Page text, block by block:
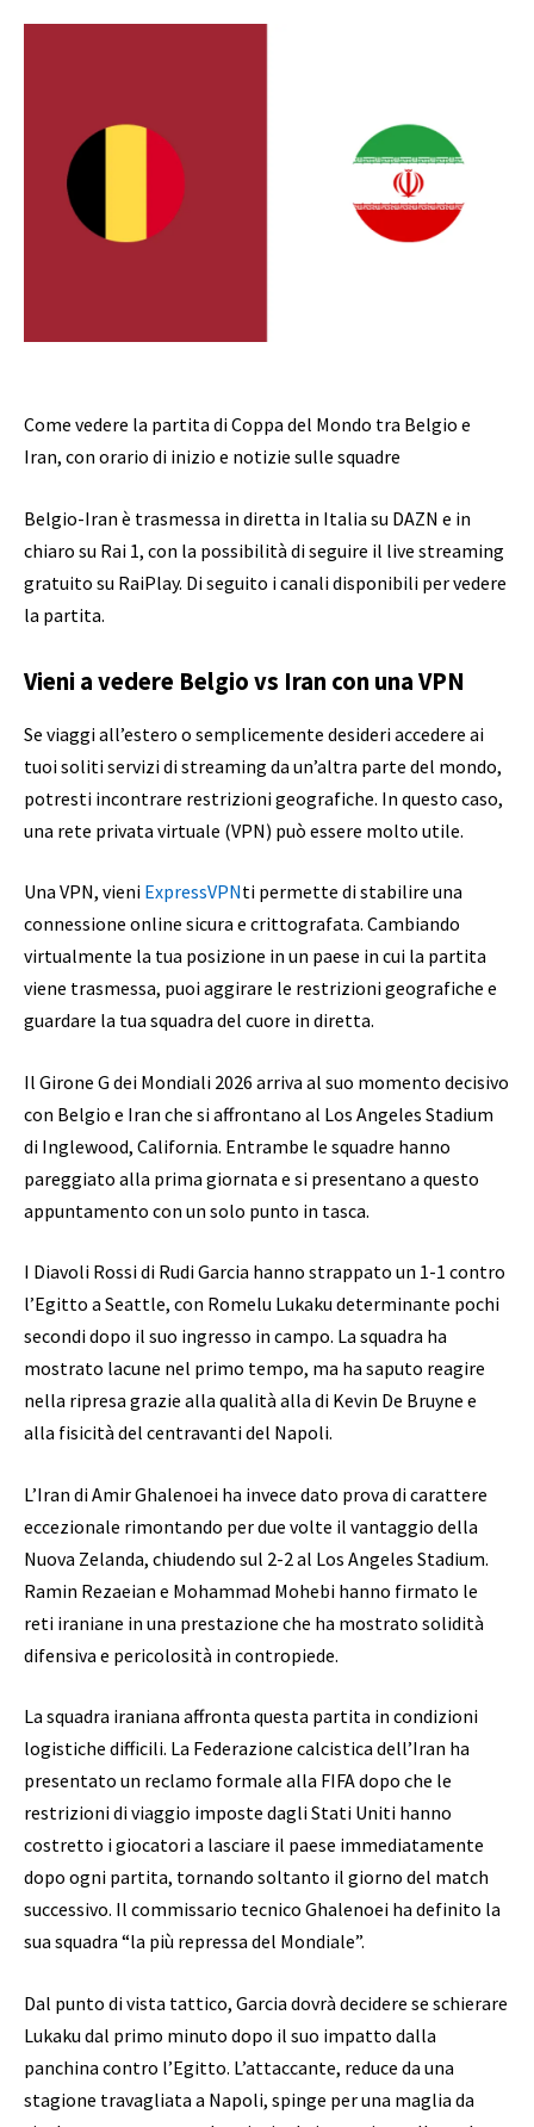
Come vedere la partita di Coppa del Mondo tra Belgio e
Iran, con orario di inizio e notizie sulle squadre
Belgio-Iran è trasmessa in diretta in Italia su DAZN e in
chiaro su Rai 1, con la possibilità di seguire il live streaming
gratuito su RaiPlay. Di seguito i canali disponibili per vedere
la partita.
Vieni a vedere Belgio vs Iran con una VPN
Se viaggi all’estero o semplicemente desideri accedere ai
tuoi soliti servizi di streaming da un’altra parte del mondo,
potresti incontrare restrizioni geografiche. In questo caso,
una rete privata virtuale (VPN) può essere molto utile.
Una VPN, vieni ExpressVPNti permette di stabilire una
connessione online sicura e crittografata. Cambiando
virtualmente la tua posizione in un paese in cui la partita
viene trasmessa, puoi aggirare le restrizioni geografiche e
guardare la tua squadra del cuore in diretta.
Il Girone G dei Mondiali 2026 arriva al suo momento decisivo
con Belgio e Iran che si affrontano al Los Angeles Stadium
di Inglewood, California. Entrambe le squadre hanno
pareggiato alla prima giornata e si presentano a questo
appuntamento con un solo punto in tasca.
I Diavoli Rossi di Rudi Garcia hanno strappato un 1-1 contro
l’Egitto a Seattle, con Romelu Lukaku determinante pochi
secondi dopo il suo ingresso in campo. La squadra ha
mostrato lacune nel primo tempo, ma ha saputo reagire
nella ripresa grazie alla qualità alla di Kevin De Bruyne e
alla fisicità del centravanti del Napoli.
L’Iran di Amir Ghalenoei ha invece dato prova di carattere
eccezionale rimontando per due volte il vantaggio della
Nuova Zelanda, chiudendo sul 2-2 al Los Angeles Stadium.
Ramin Rezaeian e Mohammad Mohebi hanno firmato le
reti iraniane in una prestazione che ha mostrato solidità
difensiva e pericolosità in contropiede.
La squadra iraniana affronta questa partita in condizioni
logistiche difficili. La Federazione calcistica dell’Iran ha
presentato un reclamo formale alla FIFA dopo che le
restrizioni di viaggio imposte dagli Stati Uniti hanno
costretto i giocatori a lasciare il paese immediatamente
dopo ogni partita, tornando soltanto il giorno del match
successivo. Il commissario tecnico Ghalenoei ha definito la
sua squadra “la più repressa del Mondiale”.
Dal punto di vista tattico, Garcia dovrà decidere se schierare
Lukaku dal primo minuto dopo il suo impatto dalla
panchina contro l’Egitto. L’attaccante, reduce da una
stagione travagliata a Napoli, spinge per una maglia da